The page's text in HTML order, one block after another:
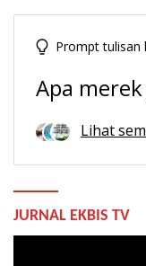
Prompt tulisan
Apa
Lihat
JURNAL EKBIS TV